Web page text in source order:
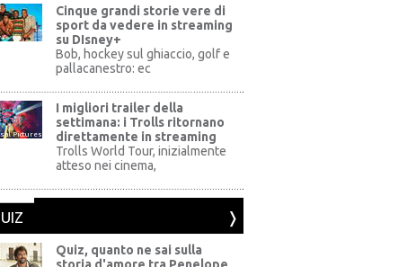
Cinque grandi storie vere di
sport da vedere in streaming
su DIsney+
Bob, hockey sul ghiaccio, golf e
pallacanestro: ec
Pictures
I migliori trailer della
settimana: i Trolls ritornano
direttamente in streaming
Trolls World Tour, inizialmente
atteso nei cinema,
Quiz, quanto ne sai sulla